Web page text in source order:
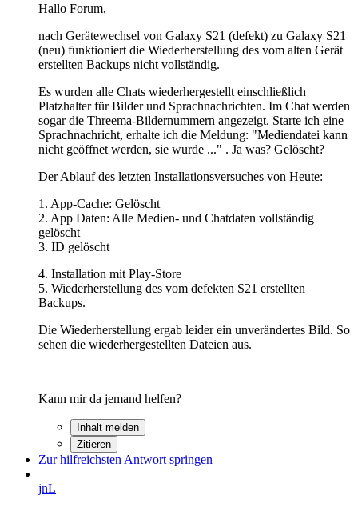
Hallo Forum,
nach Gerätewechsel von Galaxy S21 (defekt) zu Galaxy S21
(neu) funktioniert die Wiederherstellung des vom alten Gerät
erstellten Backups nicht vollständig.
Es wurden alle Chats wiederhergestellt einschließlich
Platzhalter für Bilder und Sprachnachrichten. Im Chat werden
sogar die Threema-Bildernummern angezeigt. Starte ich eine
Sprachnachricht, erhalte ich die Meldung: "Mediendatei kann
nicht geöffnet werden, sie wurde ..." . Ja was? Gelöscht?
Der Ablauf des letzten Installationsversuches von Heute:
1. App-Cache: Gelöscht
2. App Daten: Alle Medien- und Chatdaten vollständig
gelöscht
3. ID gelöscht
4. Installation mit Play-Store
5. Wiederherstellung des vom defekten S21 erstellten
Backups.
Die Wiederherstellung ergab leider ein unverändertes Bild. So
sehen die wiederhergestellten Dateien aus.
Kann mir da jemand helfen?
Inhalt melden
Zitieren
Zur hilfreichsten Antwort springen
jnL